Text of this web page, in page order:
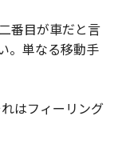
番目が車だと言
。単なる移動手
はフィーリング